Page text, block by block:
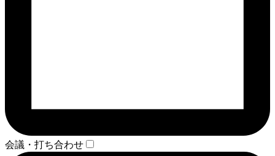
会議・打ち合わせ